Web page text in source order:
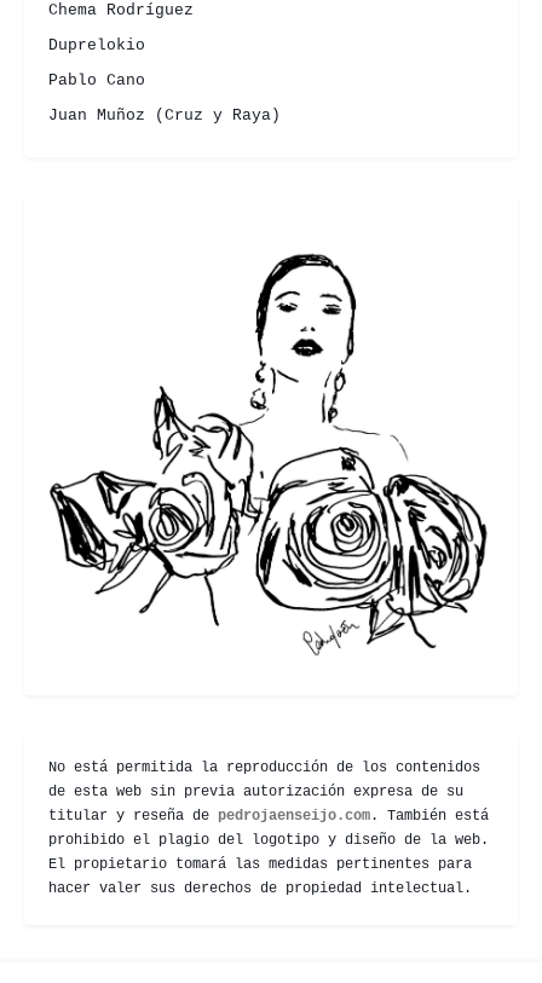
Chema Rodríguez
Duprelokio
Pablo Cano
Juan Muñoz (Cruz y Raya)
No está permitida la reproducción de los contenidos
de esta web sin previa autorización expresa de su
titular y reseña de pedrojaenseijo.com . También está
prohibido el plagio del logotipo y diseño de la web.
El propietario tomará las medidas pertinentes para
hacer valer sus derechos de propiedad intelectual.